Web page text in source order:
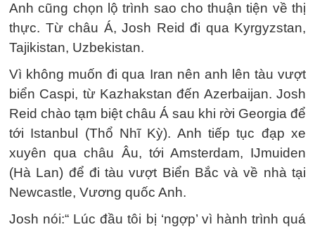
Anh cũng chọn lộ trình sao cho thuận tiện về thị
thực. Từ châu Á, Josh Reid đi qua Kyrgyzstan,
Tajikistan, Uzbekistan.
Vì không muốn đi qua Iran nên anh lên tàu vượt
biển Caspi, từ Kazhakstan đến Azerbaijan. Josh
Reid chào tạm biệt châu Á sau khi rời Georgia để
tới Istanbul (Thổ Nhĩ Kỳ). Anh tiếp tục đạp xe
xuyên qua châu Âu, tới Amsterdam, IJmuiden
(Hà Lan) để đi tàu vượt Biển Bắc và về nhà tại
Newcastle, Vương quốc Anh.
Josh nói:“ Lúc đầu tôi bị ‘ngợp’ vì hành trình quá